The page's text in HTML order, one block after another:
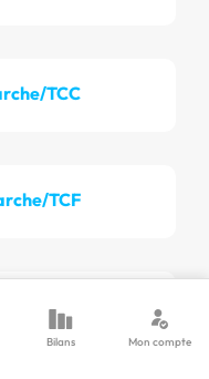
TCC
TCF
TCM
Bilans Mon compte